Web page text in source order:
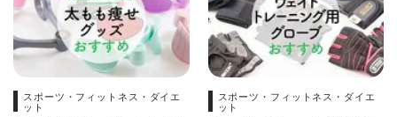
スポーツ・フィットネス・ダイエ
ット
スポーツ・フィットネス・ダイエ
ット